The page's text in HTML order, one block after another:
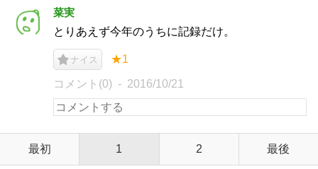
菜実
とりあえず今年のうちに記録だけ。
ナイス ★1
コメント(0) 2016/10/21
最初 1 2 最後